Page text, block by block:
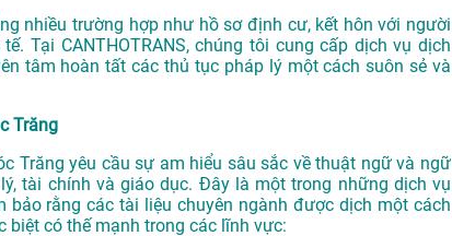
nhiều trường hợp như hồ sơ định cư, kết hôn với người
Tại CANTHOTRANS, chúng tôi cung cấp dịch vụ dịch
tâm hoàn tất các thủ tục pháp lý một cách suôn sẻ và
Trăng
Trăng yêu cầu sự am hiểu sâu sắc về thuật ngữ và ngữ
tài chính và giáo dục. Đây là một trong những dịch vụ
bảo rằng các tài liệu chuyên ngành được dịch một cách
biệt có thế mạnh trong các lĩnh vực: